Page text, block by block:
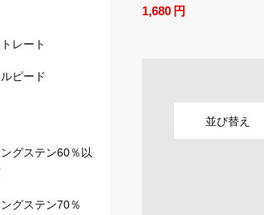
1,680 円
並び替え
レート
ルピード
グステン60％以
グステン70％